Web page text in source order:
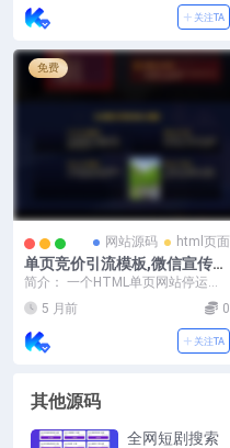
关注TA
免费
网站源码 html页面
单页竞价引流模板,微信宣传推
广粉丝引流加好友,SEO单页收
录吸粉模板主页源码
简介： 一个HTML单页网站停运源
码，页面简洁美观，自适应手机和
电脑端 首页内容...
5 月前 0
关注TA
其他源码
全网短剧搜索